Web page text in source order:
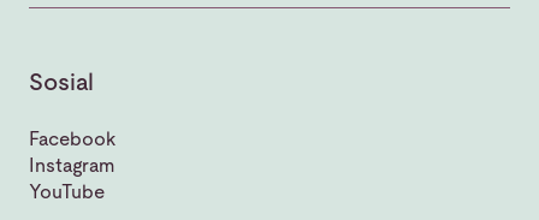
Sosial
Facebook
Instagram
YouTube